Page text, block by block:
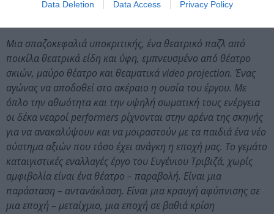
Data Deletion Data Access Privacy Policy
Μια σπαζοκεφαλιά υποκριτικής, ένα θεατρικό παζλ από
ποικίλα θεατρικά είδη και ύφη, εμπνευσμένο από θέατρο
σκιών, μαύρο θέατρο και θεαματικά video projection. Ένας
αγώνας να αποδοθεί στο ακέραιο η ουσία του έργου. Με
όπλο την αθωότητα και την υψηλή σωματική τους ενέργεια
οι δέκα νεαροί performers ρίχνονται στην αρένα της σκηνής
για να ανακαλύψουν και να μοιραστούν με τα παιδιά ένα νέο
σύστημα αξιών που τόσο έχει ανάγκη η εποχή μας. Το γεμάτο
καταιγιστικές εναλλαγές έργο του Ευγένιου Τριβιζά, χωρίς
αμφιβολία είναι ένα θέατρο – παραβολή. Είναι μια
παράσταση – αντανάκλαση. Είναι μια κραυγή αφύπνισης σε
μια εποχή – μεταίχμιο, μια εποχή σε βαθιά κρίση